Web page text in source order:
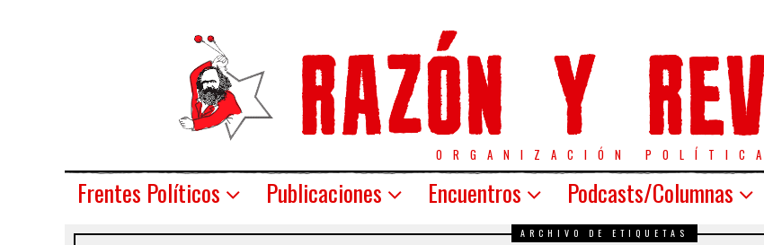
ORGANIZACIÓN POLÍTICA
Frentes Políticos Publicaciones Encuentros Podcasts/Columnas
ARCHIVO DE ETIQUETAS